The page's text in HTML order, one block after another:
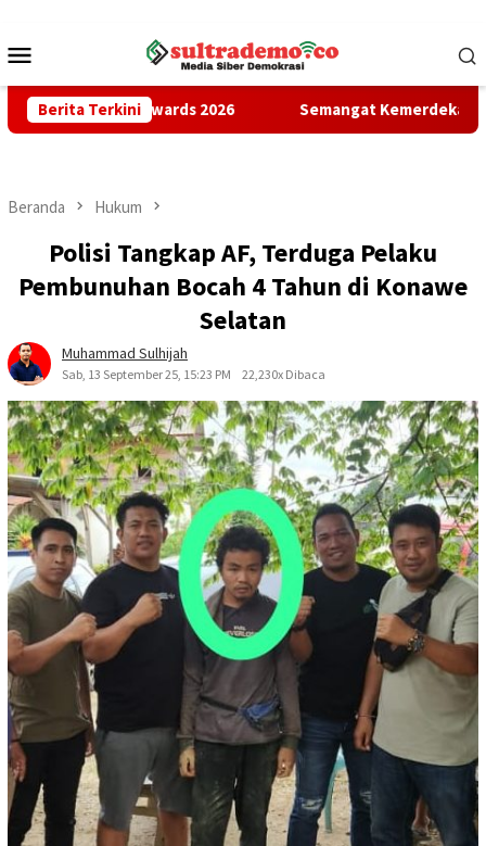
konten
Mobile
Berita Terkini
Awards 2026 Semangat Kemerdekaan, Pemkot
Beranda Hukum
Polisi Tangkap AF, Terduga Pelaku
Pembunuhan Bocah 4 Tahun di Konawe
Selatan
Muhammad Sulhijah
Sab, 13 September 25, 15:23 PM 22,230x Dibaca